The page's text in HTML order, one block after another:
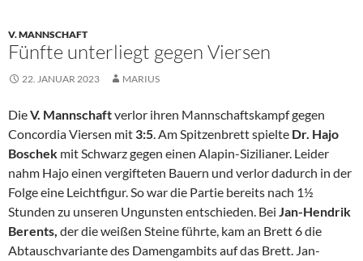
V. MANNSCHAFT
Fünfte unterliegt gegen Viersen
22. JANUAR 2023 MARIUS
DieV. Mannschaftverlor ihren Mannschaftskampf gegen
Concordia Viersen mit 3:5. Am Spitzenbrett spielte Dr. Hajo
Boschek mit Schwarz gegen einen Alapin-Sizilianer. Leider
nahm Hajo einen vergifteten Bauern und verlor dadurch in der
Folge eine Leichtfigur. So war die Partie bereits nach 1½
Stunden zu unseren Ungunsten entschieden. Bei Jan-Hendrik
Berents, der die weißen Steine führte, kam an Brett 6 die
Abtauschvariante des Damengambits auf das Brett. Jan-